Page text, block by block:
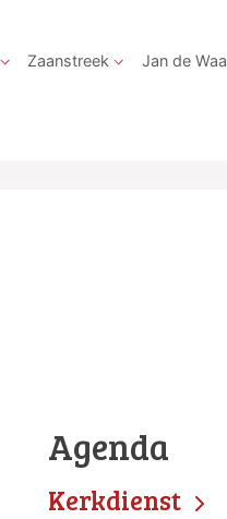
Zaanstreek Jan de
Agenda
Kerkdienst